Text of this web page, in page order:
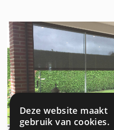
Deze website maakt
gebruik van cookies.